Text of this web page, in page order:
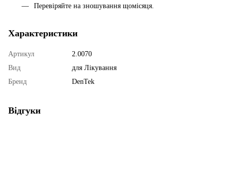
Перевіряйте на зношування щомісяця.
Характеристики
Артикул
2.0070
Вид
для Лікування
Бренд
DenTek
Відгуки